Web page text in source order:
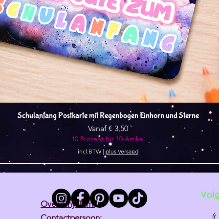
Snel overzicht
Schulanfang Postkarte mit Regenbogen Einhorn und Sterne
Vanaf € 3,50
Verkoopprijs
10 Prozent für 10 Artikel
incl.BTW | plus Versand
Over Tiny Tami